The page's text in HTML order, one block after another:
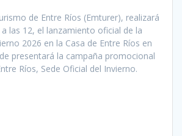
de Entre Ríos (Emturer), realizará
las 12, el lanzamiento oficial de la
2026 en la Casa de Entre Ríos en
presentará la campaña promocional
Ríos, Sede Oficial del Invierno.